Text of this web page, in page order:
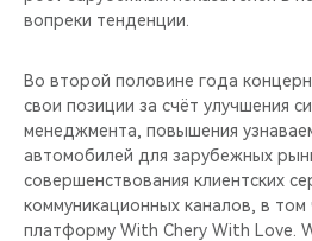
вопреки тенденции.
Во второй половине года
свои позиции за счёт улучшения
менеджмента, повышения
автомобилей для зарубежных
совершенствования клиентских
коммуникационных каналов, в
платформу With Chery With Love.